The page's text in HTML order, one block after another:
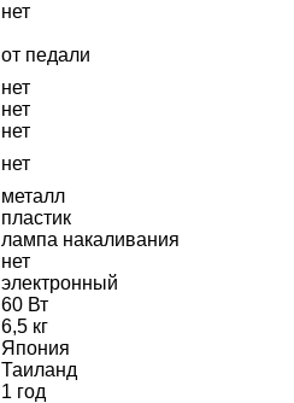
нет
от педали
нет
нет
нет
нет
металл
пластик
лампа накаливания
нет
электронный
60 Вт
6,5 кг
Япония
Таиланд
1 год